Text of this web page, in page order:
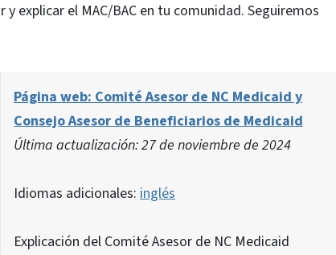
explicar el MAC/BAC en tu comunidad. Seguiremos
Página web: Comité Asesor de NC Medicaid y
Consejo Asesor de Beneficiarios de Medicaid
Última actualización: 27 de noviembre de 2024
Idiomas adicionales: inglés
Explicación del Comité Asesor de NC Medicaid